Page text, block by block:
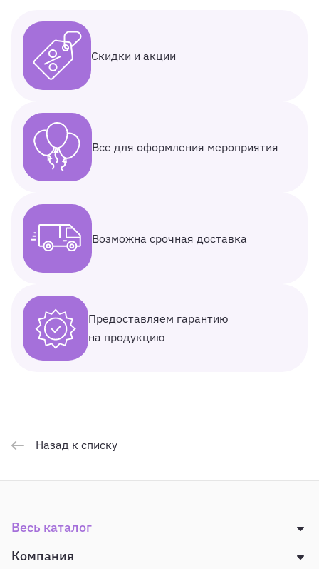
Скидки и акции
Все для оформления мероприятия
Возможна срочная доставка
Предоставляем гарантию
на продукцию
Назад к списку
Весь каталог
Компания